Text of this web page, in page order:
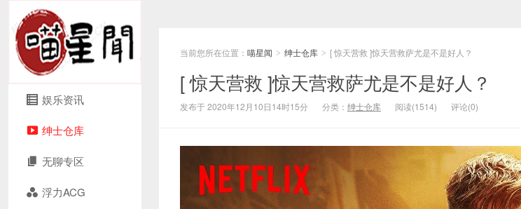
娱乐资讯
绅士仓库
无聊专区
浮力ACG
当前您所在位置： 喵星闻 > 绅士仓库 > [ 惊天营救 ]惊天营救萨尤是不是好人？
[ 惊天营救 ]惊天营救萨尤是不是好人？
发布于 2020年12月10日14时15分 分类： 绅士仓库 阅读(1514) 评论(0)